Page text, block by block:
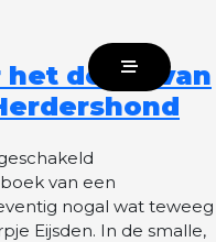
decor van
Wandelroute:
door
het
van een
nogal wat teweeg
Eijsden. In de smalle,